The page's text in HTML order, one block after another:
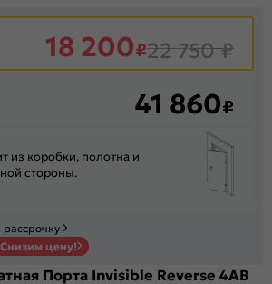
18 200₽22 750₽
41 860₽
из коробки, полотна и
стороны.
цену!
Порта Invisible Reverse 4AB